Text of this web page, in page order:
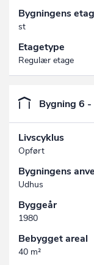
Bygningens
st
Etagetype
Regulær etage
Bygning 6
Livscyklus
Opført
Bygningens
Udhus
Byggeår
1980
Bebygget areal
40 m²